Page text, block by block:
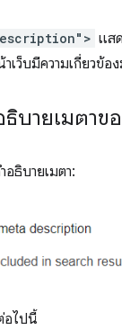
แส
ว็บมีความเกี่ยวข้อ
บายเมตา
ธิบายเมตา:
อไปนี้